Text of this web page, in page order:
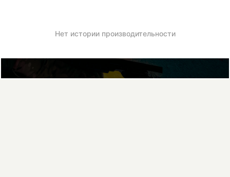
Нет истории производительности